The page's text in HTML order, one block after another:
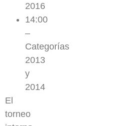
2016
14:00
–
Categorías
2013
y
2014
El
torneo